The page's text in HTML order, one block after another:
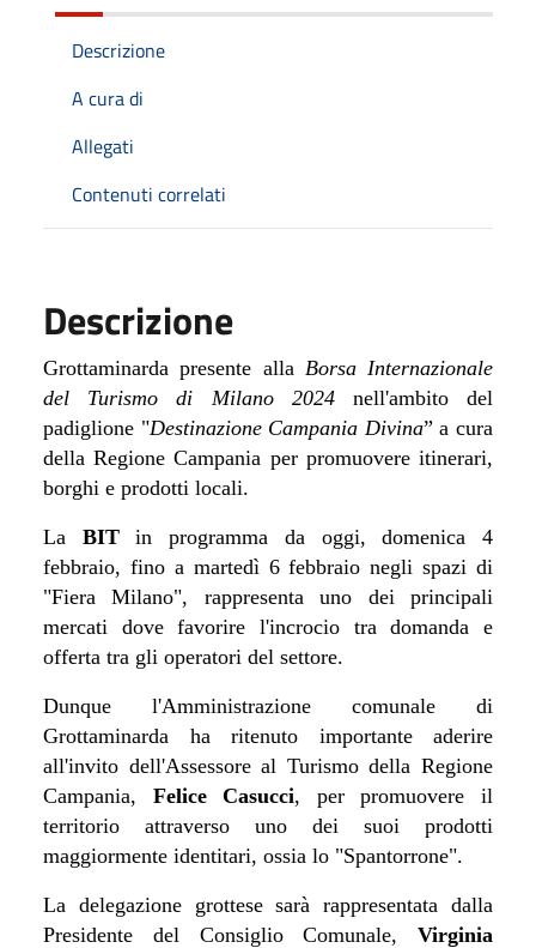
Descrizione
A cura di
Allegati
Contenuti correlati
Descrizione
Grottaminarda presente alla Borsa Internazionale
del Turismo di Milano 2024nell'ambito del
padiglione "Destinazione Campania Divina” a cura
della Regione Campania per promuovere itinerari,
borghi e prodotti locali.
La BITin programma da oggi, domenica 4
febbraio, fino a martedì 6 febbraio negli spazi di
"Fiera Milano", rappresenta uno dei principali
mercati dove favorire l'incrocio tra domanda e
offerta tra gli operatori del settore.
Dunque l'Amministrazione comunale di
Grottaminarda ha ritenuto importante aderire
all'invito dell'Assessore al Turismo della Regione
Campania, Felice Casucci, per promuovere il
territorio attraverso uno dei suoi prodotti
maggiormente identitari, ossia lo "Spantorrone".
La delegazione grottese sarà rappresentata dalla
Presidente del Consiglio Comunale, Virginia